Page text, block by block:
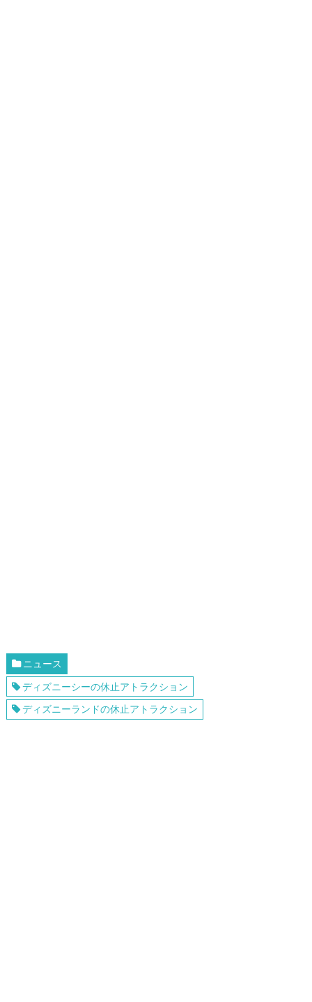
ニュース
ディズニーシーの休止アトラクション
ディズニーランドの休止アトラクション